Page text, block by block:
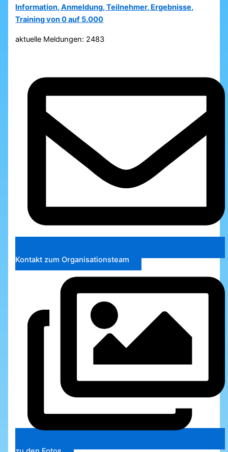
Information, Anmeldung, Teilnehmer, Ergebnisse,
Training von 0 auf 5.000
aktuelle Meldungen: 2483
Kontakt zum Organisationsteam